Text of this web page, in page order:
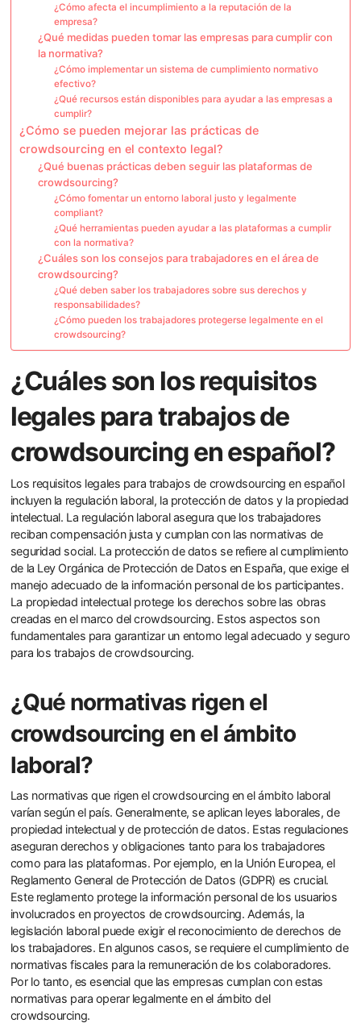
¿Cómo afecta el incumplimiento a la reputación de la
empresa?
¿Qué medidas pueden tomar las empresas para cumplir con
la normativa?
¿Cómo implementar un sistema de cumplimiento normativo
efectivo?
¿Qué recursos están disponibles para ayudar a las empresas a
cumplir?
¿Cómo se pueden mejorar las prácticas de
crowdsourcing en el contexto legal?
¿Qué buenas prácticas deben seguir las plataformas de
crowdsourcing?
¿Cómo fomentar un entorno laboral justo y legalmente
compliant?
¿Qué herramientas pueden ayudar a las plataformas a cumplir
con la normativa?
¿Cuáles son los consejos para trabajadores en el área de
crowdsourcing?
¿Qué deben saber los trabajadores sobre sus derechos y
responsabilidades?
¿Cómo pueden los trabajadores protegerse legalmente en el
crowdsourcing?
¿Cuáles son los requisitos
legales para trabajos de
crowdsourcing en español?
Los requisitos legales para trabajos de crowdsourcing en español
incluyen la regulación laboral, la protección de datos y la propiedad
intelectual. La regulación laboral asegura que los trabajadores
reciban compensación justa y cumplan con las normativas de
seguridad social. La protección de datos se refiere al cumplimiento
de la Ley Orgánica de Protección de Datos en España, que exige el
manejo adecuado de la información personal de los participantes.
La propiedad intelectual protege los derechos sobre las obras
creadas en el marco del crowdsourcing. Estos aspectos son
fundamentales para garantizar un entorno legal adecuado y seguro
para los trabajos de crowdsourcing.
¿Qué normativas rigen el
crowdsourcing en el ámbito
laboral?
Las normativas que rigen el crowdsourcing en el ámbito laboral
varían según el país. Generalmente, se aplican leyes laborales, de
propiedad intelectual y de protección de datos. Estas regulaciones
aseguran derechos y obligaciones tanto para los trabajadores
como para las plataformas. Por ejemplo, en la Unión Europea, el
Reglamento General de Protección de Datos (GDPR) es crucial.
Este reglamento protege la información personal de los usuarios
involucrados en proyectos de crowdsourcing. Además, la
legislación laboral puede exigir el reconocimiento de derechos de
los trabajadores. En algunos casos, se requiere el cumplimiento de
normativas fiscales para la remuneración de los colaboradores.
Por lo tanto, es esencial que las empresas cumplan con estas
normativas para operar legalmente en el ámbito del
crowdsourcing.